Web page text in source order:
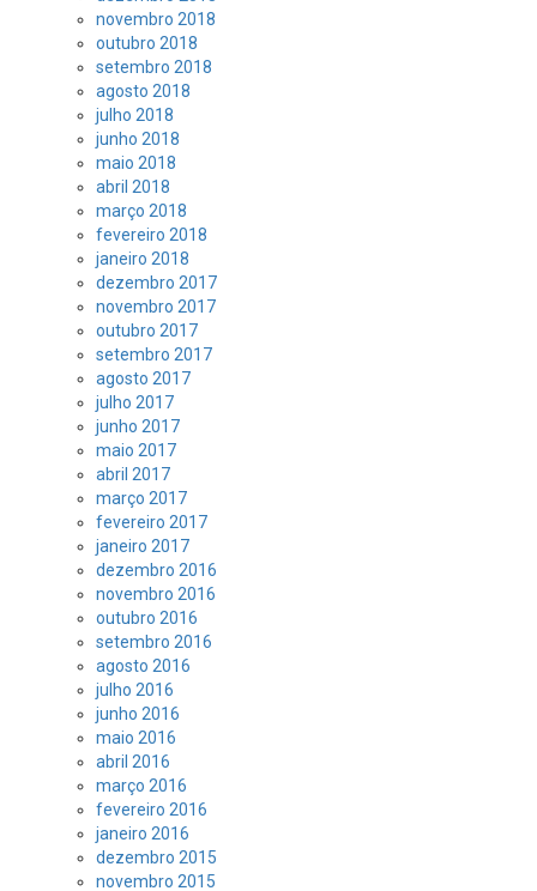
novembro 2018
outubro 2018
setembro 2018
agosto 2018
julho 2018
junho 2018
maio 2018
abril 2018
março 2018
fevereiro 2018
janeiro 2018
dezembro 2017
novembro 2017
outubro 2017
setembro 2017
agosto 2017
julho 2017
junho 2017
maio 2017
abril 2017
março 2017
fevereiro 2017
janeiro 2017
dezembro 2016
novembro 2016
outubro 2016
setembro 2016
agosto 2016
julho 2016
junho 2016
maio 2016
abril 2016
março 2016
fevereiro 2016
janeiro 2016
dezembro 2015
novembro 2015